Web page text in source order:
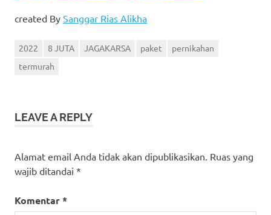
created By Sanggar Rias Alikha
2022 8 JUTA JAGAKARSA paket
pernikahan
termurah
LEAVE A REPLY
Alamat email Anda tidak akan dipublikasikan. Ruas yang
wajib ditandai *
Komentar*